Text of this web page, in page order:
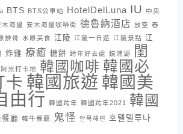
BTS BTS公車站 HotelDelLuna IU
中央
木海邊 安木海邊咖啡街 德魯納酒店 放空 春
排骨 水原美食 江陵 江陵一日遊 江陵景點 江
炸雞 療癒 糖餅 跨年好去處 鏡浦湖
閨
阿米打卡地 韓國咖啡 韓國必
卡 韓國旅遊 韓國美
由行 韓國跨年 韓國跨年2021
韓國
廳 韓牛餐廳 鬼怪 안목해변 호텔델루나